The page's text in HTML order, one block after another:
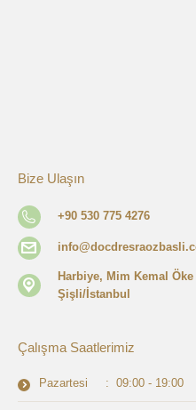
Bize Ulaşın
+90 530 775 4276
Harbiye, Mim Kemal
Şişli/İstanbul
Çalışma Saatlerimiz
Pazartesi : 09:00 - 19:00